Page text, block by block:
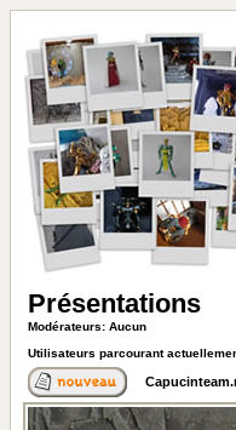
Présentations
Modérateurs: Aucun
Utilisateurs parcourant